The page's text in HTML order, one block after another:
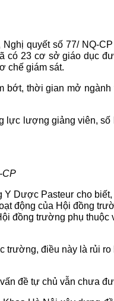
quyết số 77/ NQ-
có 23 cơ sở giáo dục
chế giám sát.
thời gian mở
lực lượng giảng viên,
CP
Dược Pasteur cho
động của Hội đồng
đồng trường phụ
điều này là rủi
đề tự chủ vẫn chưa